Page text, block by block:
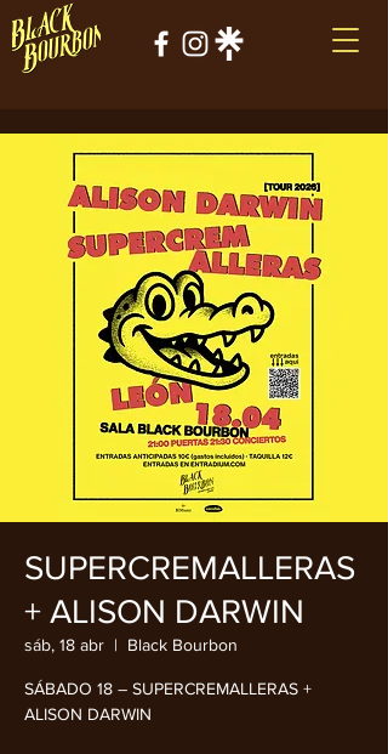
SUPERCREMALLERAS
+ ALISON DARWIN
sáb, 18 abr
  |
Black Bourbon
SÁBADO 18 – SUPERCREMALLERAS +
ALISON DARWIN